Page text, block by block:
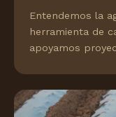
Entendemos la
herramienta de
apoyamos